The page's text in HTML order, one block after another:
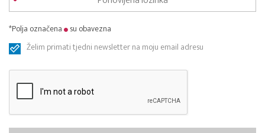
*Polja označena
su obavezna
Želim primati tjedni newsletter na moju email adresu